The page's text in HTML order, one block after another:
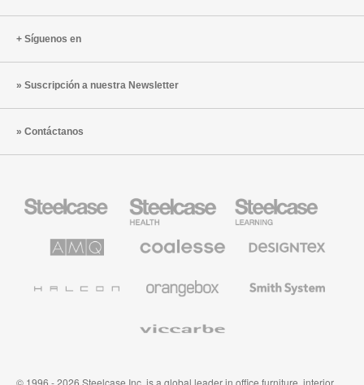
Síguenos en
Suscripción a nuestra Newsletter
Contáctanos
Steelcase
para
sanidad
Steelcase
para
educación
Steelcase
Solutions
premium
System